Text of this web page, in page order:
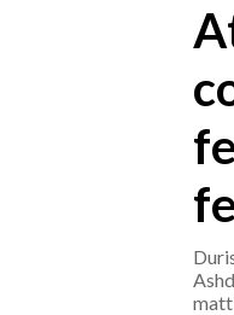
PROVINCIA DI CAGLIARI